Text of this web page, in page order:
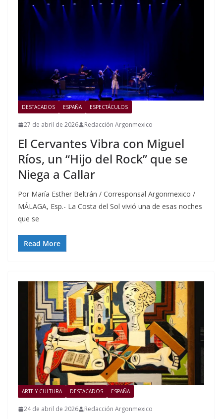
DESTACADOS ESPAÑA ESPECTÁCULOS
27 de abril de 2026 Redacción Argonmexico
El Cervantes Vibra con Miguel
Ríos, un “Hijo del Rock” que se
Niega a Callar
Por María Esther Beltrán / Corresponsal Argonmexico /
MÁLAGA, Esp.- La Costa del Sol vivió una de esas noches
que se
Read More
ARTE Y CULTURA DESTACADOS ESPAÑA
24 de abril de 2026 Redacción Argonmexico